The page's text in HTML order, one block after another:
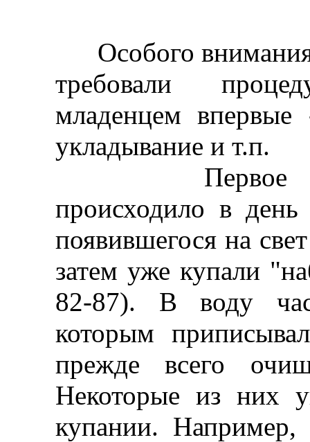
Особого внимания
требовали
младенцем впервые
укладывание и т.п.
Первое
происходило в
появившегося на
затем уже купали
82-87). В воду
которым
прежде всего
Некоторые из них
купании. Например,